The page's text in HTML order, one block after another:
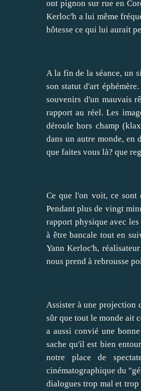
ont pignon sur rue en
Kerloc'h a lui même
hôtesse ce qui lui aurait
A la fin de la séance, un
son statut d'art
souvenirs d'un mauvais
rapport au réel. Les
déroule hors champ
dans un autre monde, en
que faites vous là? que
Ce que l'on voit, ce sont
Pendant plus de vingt
rapport physique avec
à être bancale tout en
Yann Kerloc'h,
nous prend à rebrousse
Assister à une projection
sûr que tout le monde ait
a aussi convié une
sache qu'il est bien
notre place de
cinématographique du
dialogues trop mal et trop